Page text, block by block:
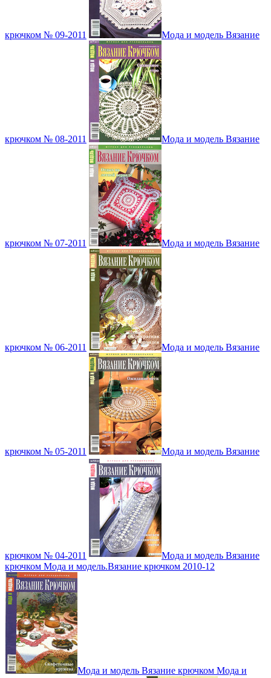
крючком № 09-2011 Мода и модель Вязание
крючком № 08-2011 Мода и модель Вязание
крючком № 07-2011 Мода и модель Вязание
крючком № 06-2011 Мода и модель Вязание
крючком № 05-2011 Мода и модель Вязание
крючком № 04-2011
Мода и модель Вязание
крючком Мода и модель.Вязание крючком 2010-12
Мода и модель Вязание крючком Мода и